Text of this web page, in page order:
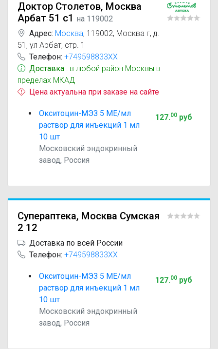
Доктор Столетов, Москва
Арбат 51 с1 на 119002
Адрес: Москва, 119002, Москва г, д.
51, ул Арбат, стр. 1
Телефон: +749598833XX
Доставка : в любой район Москвы в
пределах МКАД
Цена актуальна при заказе на сайте
Окситоцин-МЭЗ 5 МЕ/мл
раствор для инъекций 1 мл
10 шт
Московский эндокринный
завод, Россия
127.00руб
Супераптека, Москва Сумская
2 12
Доставка по всей России
Телефон: +749598833XX
Окситоцин-МЭЗ 5 МЕ/мл
раствор для инъекций 1 мл
10 шт
Московский эндокринный
завод, Россия
127.00руб